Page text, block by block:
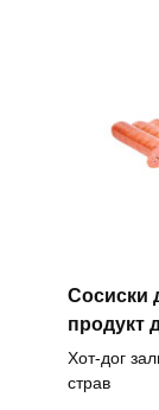
Сосиски
продукт
Хот-дог
страв